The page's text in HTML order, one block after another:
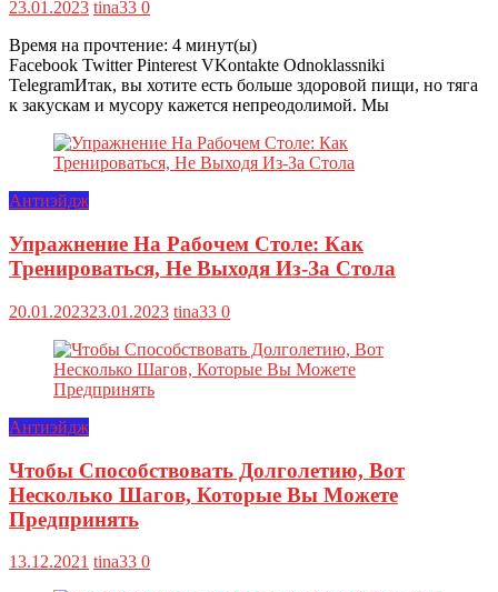
23.01.2023 tina33 0
Время на прочтение: 4 минут(ы)
Facebook Twitter Pinterest VKontakte Odnoklassniki
TelegramИтак, вы хотите есть больше здоровой пищи, но тяга
к закускам и мусору кажется непреодолимой. Мы
Антиэйдж
Упражнение На Рабочем Столе: Как
Тренироваться, Не Выходя Из-За Стола
20.01.202323.01.2023 tina33 0
Антиэйдж
Чтобы Способствовать Долголетию, Вот
Несколько Шагов, Которые Вы Можете
Предпринять
13.12.2021 tina33 0